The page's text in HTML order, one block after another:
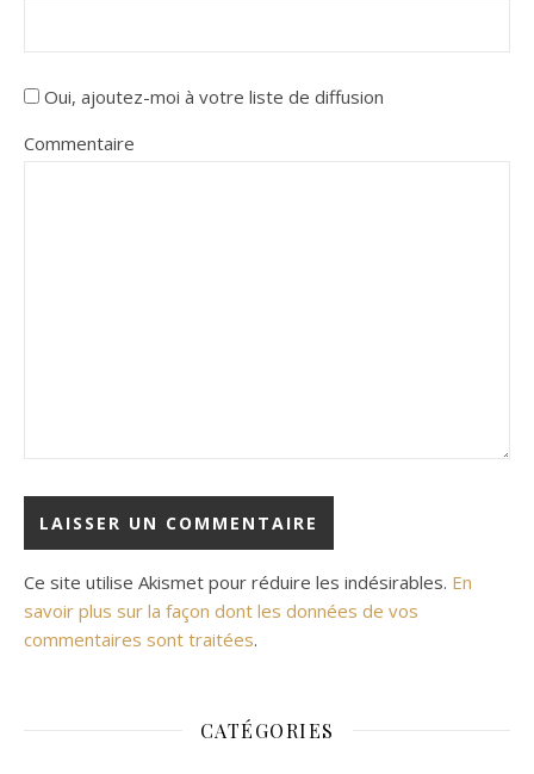
Oui, ajoutez-moi à votre liste de diffusion
Commentaire
Ce site utilise Akismet pour réduire les indésirables. En
savoir plus sur la façon dont les données de vos
commentaires sont traitées.
CATÉGORIES